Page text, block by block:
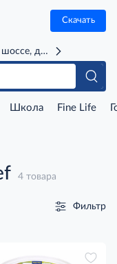
Скачать
д. 71Г (м. Речной
Школа Fine Life
4 товара
Фильтр